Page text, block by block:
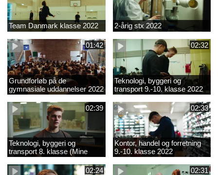
Team Danmark klasse 2022 2-årig stx 2022
01:42
Grundforløb på de
gymnasiale uddannelser 2022
02:32
Teknologi, byggeri og
transport 9.-10. klasse 2022
02:39
Teknologi, byggeri og
transport 8. klasse (Mine
introkurser) 2022
02:33
Kontor, handel og forretning
9.-10. klasse 2022
02:24 02:31